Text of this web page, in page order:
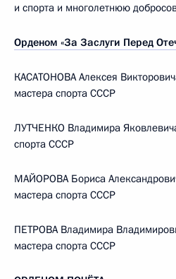
и спорта и многолетнюю
Орденом «За Заслуги Перед
КАСАТОНОВА Алексея
мастера спорта СССР
ЛУТЧЕНКО Владимира
спорта СССР
МАЙОРОВА Бориса
мастера спорта СССР
ПЕТРОВА Владимира
мастера спорта СССР